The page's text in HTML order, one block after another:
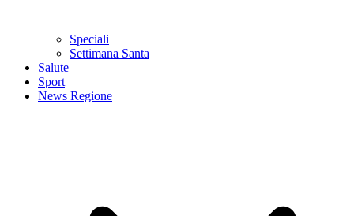
Speciali
Settimana Santa
Salute
Sport
News Regione